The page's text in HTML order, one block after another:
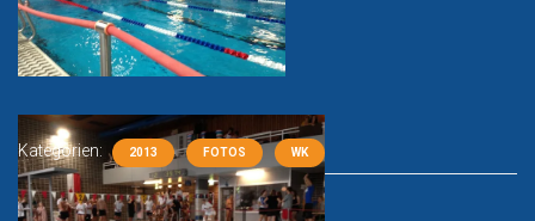
Kategorien: 2013 FOTOS WK